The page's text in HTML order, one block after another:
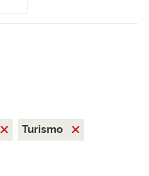
Turismo